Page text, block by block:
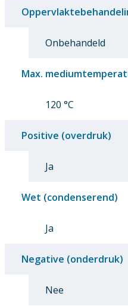
Onbehandeld
Max.
120 °C
Positive (overdruk)
Ja
Wet (condenserend)
Ja
Negative (onderdruk)
Nee